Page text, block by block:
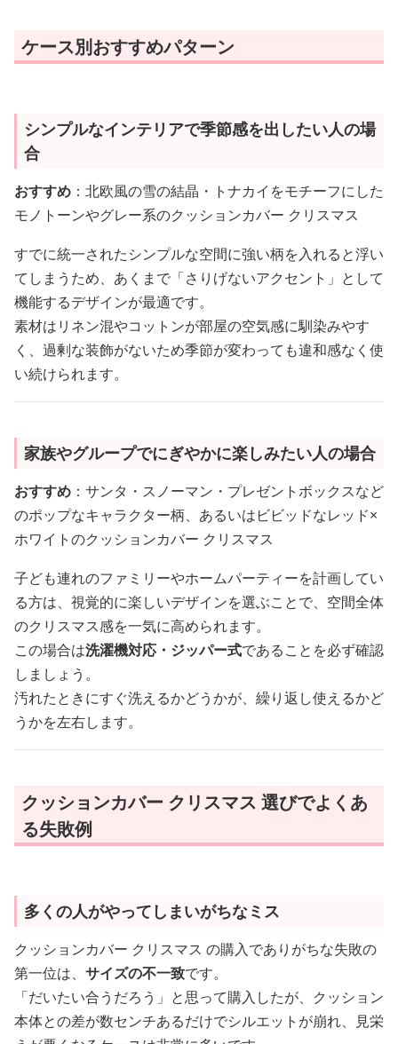
ケース別おすすめパターン
シンプルなインテリアで季節感を出したい人の場
合
おすすめ ：北欧風の雪の結晶・トナカイをモチーフにした
モノトーンやグレー系のクッションカバー クリスマス
すでに統一されたシンプルな空間に強い柄を入れると浮い
てしまうため、あくまで「さりげないアクセント」として
機能するデザインが最適です。
素材はリネン混やコットンが部屋の空気感に馴染みやす
く、過剰な装飾がないため季節が変わっても違和感なく使
い続けられます。
家族やグループでにぎやかに楽しみたい人の場合
おすすめ ：サンタ・スノーマン・プレゼントボックスなど
のポップなキャラクター柄、あるいはビビッドなレッド×
ホワイトのクッションカバー クリスマス
子ども連れのファミリーやホームパーティーを計画してい
る方は、視覚的に楽しいデザインを選ぶことで、空間全体
のクリスマス感を一気に高められます。
この場合は洗濯機対応・ジッパー式であることを必ず確認
しましょう。
汚れたときにすぐ洗えるかどうかが、繰り返し使えるかど
うかを左右します。
クッションカバー クリスマス 選びでよくあ
る失敗例
多くの人がやってしまいがちなミス
クッションカバー クリスマス の購入でありがちな失敗の
第一位は、 サイズの不一致です。
「だいたい合うだろう」と思って購入したが、クッション
本体との差が数センチあるだけでシルエットが崩れ、見栄